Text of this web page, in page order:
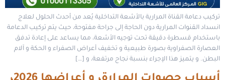
تركيب دعامة القناة المرارية بالأشعة التداخلية يُعد من أحدث الحلول لعلاج
انسداد القنوات المرارية دون الحاجة إلى جراحة مفتوحة، حيث يتم تركيب الدعامة
باستخدام قسطرة دقيقة تحت توجيه الأشعة، مما يساعد على إعادة تدفق
العصارة الصفراوية بصورة طبيعية و تخفيف أعراض الصفراء و الحكة و آلام
البطن. و يتميز هذا الإجراء بنسبة نجاح مرتفعة، و […]